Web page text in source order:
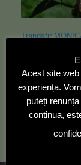
Trandafir
Citește mai
Acest site
experiența.
puteți
continua,